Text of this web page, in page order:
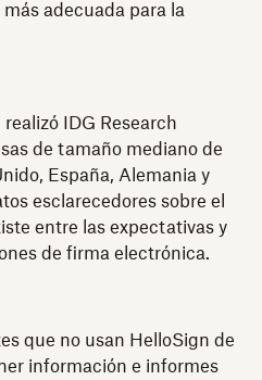
adecuada para la
IDG Research
de tamaño mediano de
España, Alemania y
esclarecedores sobre el
entre las expectativas y
de firma electrónica.
que no usan HelloSign de
información e informes